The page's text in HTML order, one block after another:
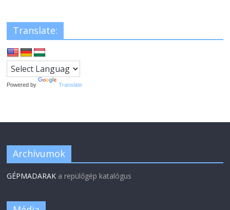
Translate:
Powered by Translate
Archívumok
GÉPMADARAK a repülőgép katalógus